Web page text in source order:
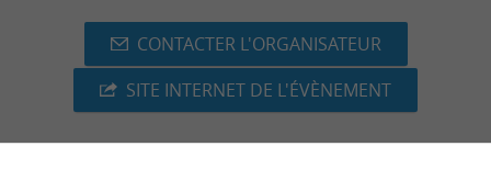
CONTACTER L'ORGANISATEUR
SITE INTERNET DE L'ÉVÈNEMENT